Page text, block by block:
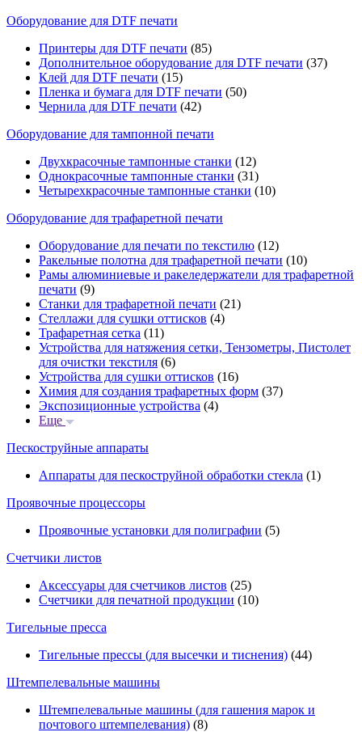
Оборудование для DTF печати
Принтеры для DTF печати (85)
Дополнительное оборудование для DTF печати (37)
Клей для DTF печати (15)
Пленка и бумага для DTF печати (50)
Чернила для DTF печати (42)
Оборудование для тампонной печати
Двухкрасочные тампонные станки (12)
Однокрасочные тампонные станки (31)
Четырехкрасочные тампонные станки (10)
Оборудование для трафаретной печати
Оборудование для печати по текстилю (12)
Ракельные полотна для трафаретной печати (10)
Рамы алюминиевые и ракеледержатели для трафаретной
печати (9)
Станки для трафаретной печати (21)
Стеллажи для сушки оттисков (4)
Трафаретная сетка (11)
Устройства для натяжения сетки, Тензометры, Пистолет
для очистки текстиля (6)
Устройства для сушки оттисков (16)
Химия для создания трафаретных форм (37)
Экспозиционные устройства (4)
Еще
Пескоструйные аппараты
Аппараты для пескоструйной обработки стекла (1)
Проявочные процессоры
Проявочные установки для полиграфии (5)
Счетчики листов
Аксессуары для счетчиков листов (25)
Счетчики для печатной продукции (10)
Тигельные пресса
Тигельные прессы (для высечки и тиснения) (44)
Штемпелевальные машины
Штемпелевальные машины (для гашения марок и
почтового штемпелевания) (8)